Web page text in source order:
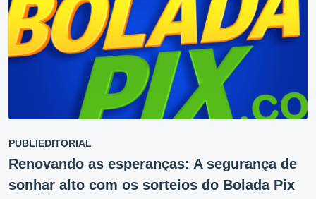
PUBLIEDITORIAL
Renovando as esperanças: A segurança de
sonhar alto com os sorteios do Bolada Pix